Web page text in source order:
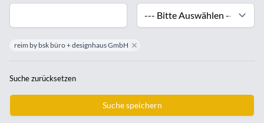
reim by bsk büro + designhaus GmbH remove reim by bsk büro + designhaus
Suche zurücksetzen
Suche speichern